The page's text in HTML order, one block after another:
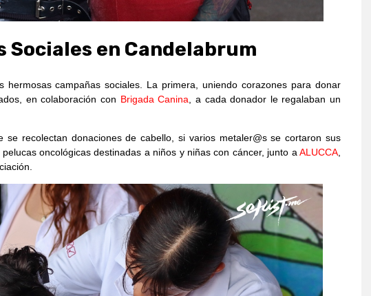
Sociales en Candelabrum
campañas sociales. La primera, uniendo corazones para donar
en colaboración con Brigada Canina , a cada donador le regalaban un
se recolectan donaciones de cabello, si varios metaler@s se cortaron sus
oncológicas destinadas a niños y niñas con cáncer, junto a ALUCCA